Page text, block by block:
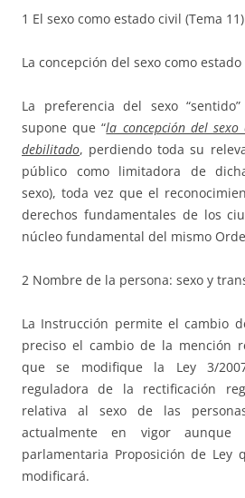
1 El sexo como estado civil (Tema
La concepción del sexo como
La preferencia del sexo
supone que “la concepción del
debilitado, perdiendo toda su
público como limitadora de
sexo), toda vez que el
derechos fundamentales de los
núcleo fundamental del mismo
2 Nombre de la persona: sexo y
La Instrucción permite el cambio
preciso el cambio de la mención
que se modifique la Ley 3/
reguladora de la rectificación
relativa al sexo de las
actualmente en vigor aunque
parlamentaria Proposición de Ley
modificará.